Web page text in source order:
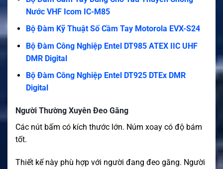
Nước VHF Icom IC-M85
Bộ Đàm Kỹ Thuật Số Cầm Tay Motorola EVX-S24
Bộ Đàm Công Nghiệp Entel DT985 ATEX IIC UHF
DMR Digital
Bộ Đàm Công Nghiệp Entel DT925 DTEx DMR
Digital
Người Thường Xuyên Đeo Găng
Các nút bấm có kích thước lớn. Núm xoay có độ bám
tốt.
Thiết kế này phù hợp với người đang đeo găng. Người